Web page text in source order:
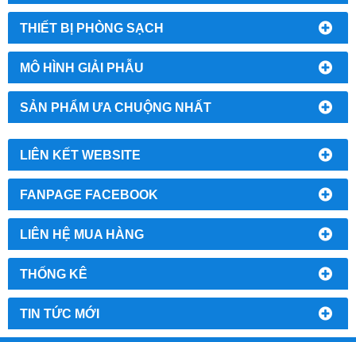
THIẾT BỊ PHÒNG SẠCH
MÔ HÌNH GIẢI PHẪU
SẢN PHẨM ƯA CHUỘNG NHẤT
LIÊN KẾT WEBSITE
FANPAGE FACEBOOK
LIÊN HỆ MUA HÀNG
THỐNG KÊ
TIN TỨC MỚI